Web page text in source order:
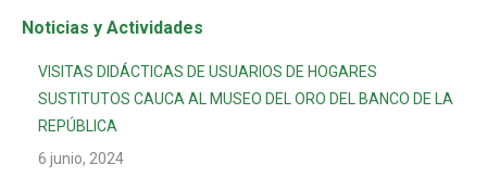
Noticias y Actividades
VISITAS DIDÁCTICAS DE USUARIOS DE HOGARES
SUSTITUTOS CAUCA AL MUSEO DEL ORO DEL BANCO DE LA
REPÚBLICA
6 junio, 2024